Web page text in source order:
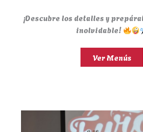
¡Descubre los detalles y
inolvidable!
Ver Menús